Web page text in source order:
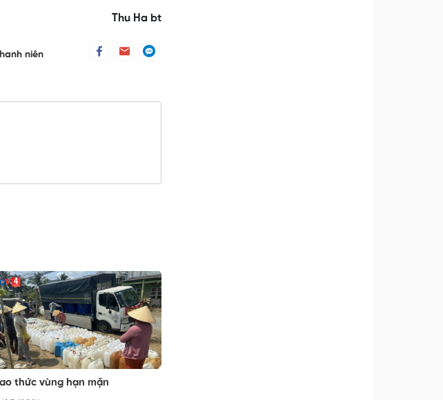
Thu Ha bt
niên
thức vùng hạn mặn